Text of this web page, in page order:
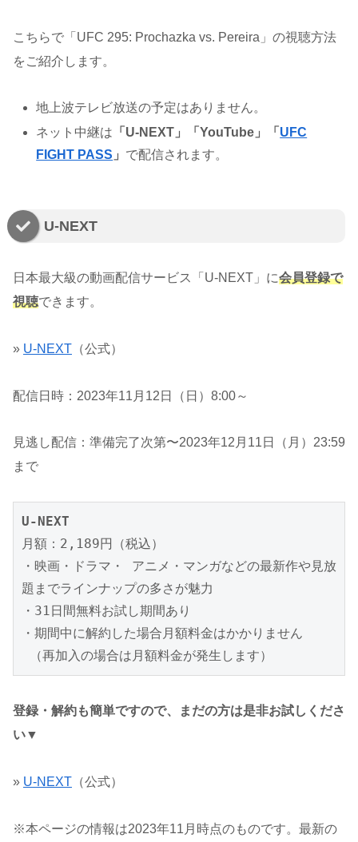
こちらで「UFC 295: Prochazka vs. Pereira」の視聴方法
をご紹介します。
地上波テレビ放送の予定はありません。
ネット中継は 「U-NEXT」「YouTube」「 UFC
FIGHT PASS 」 で配信されます。
U-NEXT
日本最大級の動画配信サービス「U-NEXT」に会員登録で
視聴できます。
» U-NEXT （公式）
配信日時：2023年11月12日（日）8:00～
見逃し配信：準備完了次第〜2023年12月11日（月）23:59
まで
U-NEXT
月額：2,189円（税込）
・映画・ドラマ・ アニメ・マンガなどの最新作や見放
題までラインナップの多さが魅力
・31日間無料お試し期間あり
・期間中に解約した場合月額料金はかかりません
（再加入の場合は月額料金が発生します）
登録・解約も簡単ですので、まだの方は是非お試しくださ
い▼
» U-NEXT （公式）
※本ページの情報は2023年11月時点のものです。最新の